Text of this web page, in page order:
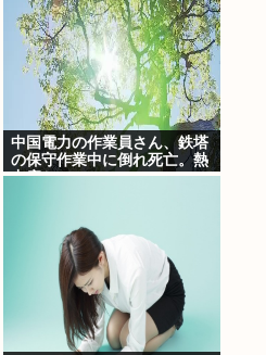
中国電力の作業員さん、鉄塔
の保守作業中に倒れ死亡。熱
中症か